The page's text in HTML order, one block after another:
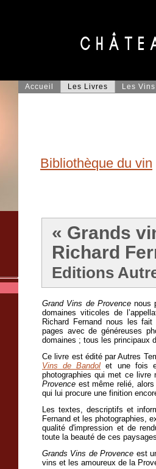
Accueil Les Livres Les Vins
Bibliothèque du vin
« Grands
Richard
Editions
Grand Vins de Provencenous
domaines viticoles de
Richard Fernand nous les
pages avec de généreuses
domaines ; tous les principaux
Ce livre est édité par Autres
Vins de Bandol et une fois
photographies qui met ce
Provence est même relié,
qui lui procure une finition
Les textes, descriptifs et
Fernand et les photographies,
qualité d'impression et de
toute la beauté de ces
Grands Vins de Provence est
vins et les amoureux de la